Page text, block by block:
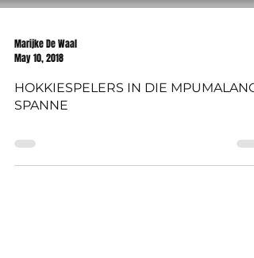
Marijke De Waal
May 10, 2018
SPANNE